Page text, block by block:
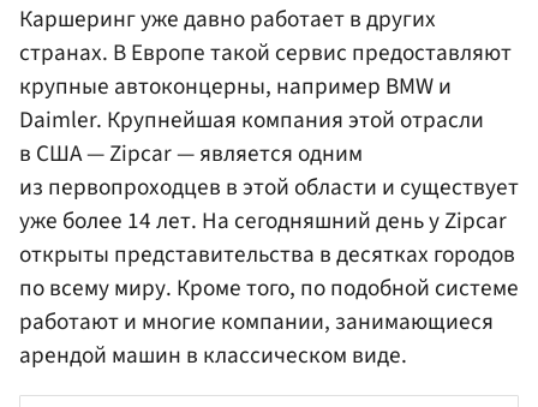
Каршеринг уже давно работает в других
странах. В Европе такой сервис предоставляют
крупные автоконцерны, например BMW и
Daimler. Крупнейшая компания этой отрасли
в США — Zipcar — является одним
из первопроходцев в этой области и существует
уже более 14 лет. На сегодняшний день у Zipcar
открыты представительства в десятках городов
по всему миру. Кроме того, по подобной системе
работают и многие компании, занимающиеся
арендой машин в классическом виде.